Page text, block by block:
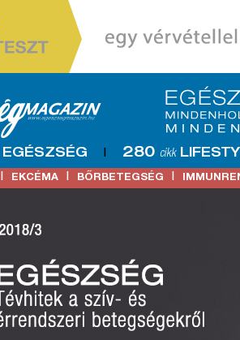
EGÉSZSÉG | 280 cikk
| EKCÉMA | BŐRBETEGSÉG |